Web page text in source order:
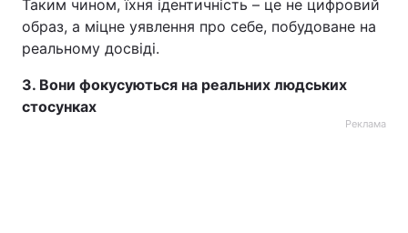
Таким чином, їхня ідентичність – це не цифровий
образ, а міцне уявлення про себе, побудоване на
реальному досвіді.
3. Вони фокусуються на реальних людських
стосунках
Реклама